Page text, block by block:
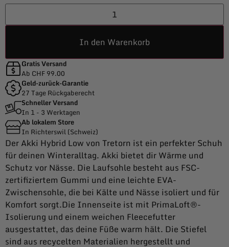
In den Warenkorb
Gratis Versand
Ab CHF 99.00
Geld-zurück-Garantie
27 Tage Rückgaberecht
Schneller Versand
In 1 - 3 Werktagen
Ab lokalem Store
In Richterswil (Schweiz)
Der Akki Hybrid Low von Tretorn ist ein perfekter Schuh
für deinen Winteralltag. Akki bietet dir Wärme und
Schutz vor Nässe. Die Laufsohle besteht aus FSC-
zertifiziertem Gummi und eine leichte EVA-
Zwischensohle, die bei Kälte und Nässe isoliert und für
Komfort sorgt.Die Innenseite ist mit PrimaLoft®-
Isolierung und einem weichen Fleecefutter
ausgestattet, das deine Füße warm hält. Die Stiefel
sind aus recycelten Materialien hergestellt und